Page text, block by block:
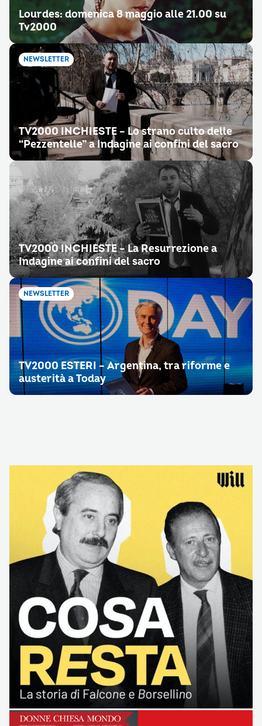
Lourdes: domenica 8 maggio alle 21.00 su
Tv2000
NEWSLETTER
TV2000 INCHIESTE – Lo strano culto delle
“Pezzentelle” a Indagine ai confini del sacro
TV2000 INCHIESTE – La Resurrezione a
Indagine ai confini del sacro
NEWSLETTER
TV2000 ESTERI – Argentina, tra riforme e
austerità a Today